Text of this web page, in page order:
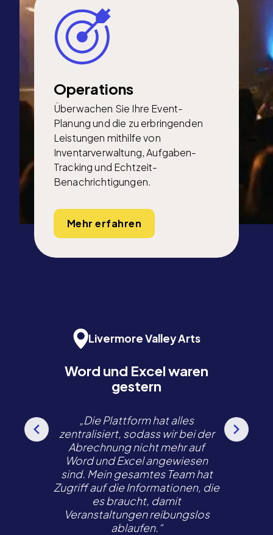
Operations
Überwachen Sie Ihre Event-
Planung und die zu erbringenden
Leistungen mithilfe von
Inventarverwaltung, Aufgaben-
Tracking und Echtzeit-
Benachrichtigungen.
Mehr erfahren
Livermore Valley Arts
Word und Excel waren
gestern
„Die Plattform hat alles
zentralisiert, sodass wir bei der
Abrechnung nicht mehr auf
Word und Excel angewiesen
sind. Mein gesamtes Team hat
Zugriff auf die Informationen, die
es braucht, damit
Veranstaltungen reibungslos
ablaufen.“